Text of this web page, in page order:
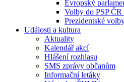
Evropský
Volby do PSP
Prezidentské
Události a kultura
Aktuality
Kalendář akcí
Hlášení rozhlasu
SMS zprávy občanům
Informační letáky